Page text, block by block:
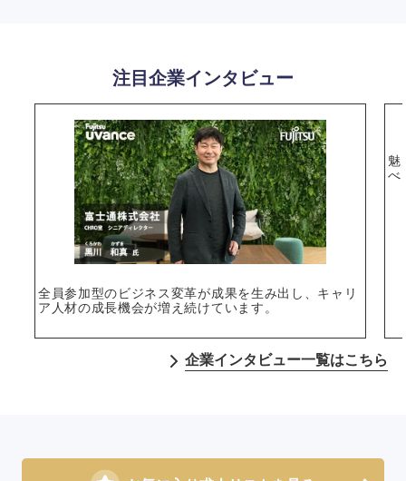
注目企業インタビュー
全員参加型のビジネス変革が成果を生み出し、キャリ
ア人材の成長機会が増え続けています。
魅
べ
企業インタビュー一覧はこちら